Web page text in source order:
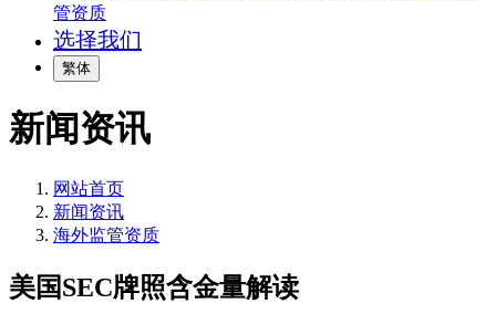
管资质
选择我们
繁体
新闻资讯
网站首页
新闻资讯
海外监管资质
美国SEC牌照含金量解读